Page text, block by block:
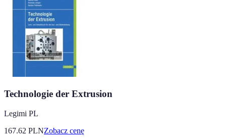
Technologie der Extrusion
Legimi PL
167.62 PLNZobacz cenę